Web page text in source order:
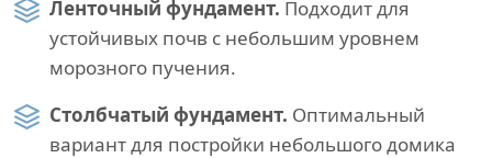
Ленточный фундамент. Подходит для
устойчивых почв с небольшим уровнем
морозного пучения.
Столбчатый фундамент. Оптимальный
вариант для постройки небольшого домика